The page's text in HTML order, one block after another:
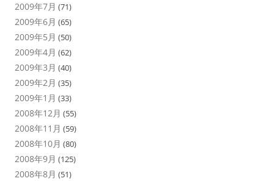
2009年7月 (71)
2009年6月 (65)
2009年5月 (50)
2009年4月 (62)
2009年3月 (40)
2009年2月 (35)
2009年1月 (33)
2008年12月 (55)
2008年11月 (59)
2008年10月 (80)
2008年9月 (125)
2008年8月 (51)